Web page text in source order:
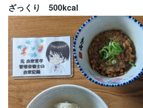
ざっくり 500kcal